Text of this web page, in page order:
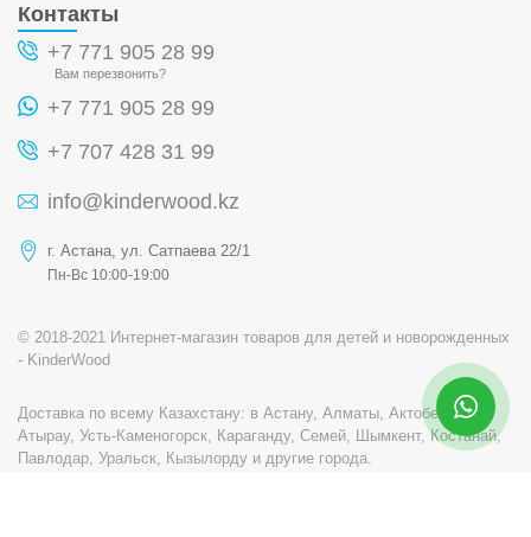
Контакты
+7 771 905 28 99
Вам перезвонить?
+7 771 905 28 99
+7 707 428 31 99
info@kinderwood.kz
г. Астана, ул. Сатпаева 22/1
Пн-Вс 10:00-19:00
© 2018-2021 Интернет-магазин товаров для детей и новорожденных
- KinderWood
Доставка по всему Казахстану: в Астану, Алматы, Актобе, Актау,
Атырау, Усть-Каменогорск, Караганду, Семей, Шымкент, Костанай,
Павлодар, Уральск, Кызылорду и другие города.